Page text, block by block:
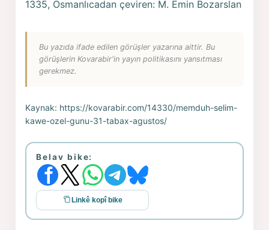
1335, Osmanlıcadan çeviren: M. Emin Bozarslan
Bu yazıda ifade edilen görüşler yazarına aittir. Bu
görüşlerin Kovarabir'in yayın politikasını yansıtması
gerekmez.
Kaynak: https://kovarabir.com/14330/memduh-selim-
kawe-ozel-gunu-31-tabax-agustos/
Belav bike:
Linkê kopî bike